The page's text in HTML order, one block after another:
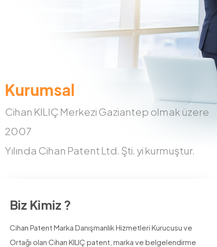
Kurumsal
Cihan KILIÇ Merkezi Gaziantep olmak üzere
2007
Yılında Cihan Patent Ltd. Şti. yi kurmuştur.
Biz Kimiz ?
Cihan Patent Marka Danışmanlık Hizmetleri Kurucusu ve
Ortağı olan Cihan KILIÇ patent, marka ve belgelendirme